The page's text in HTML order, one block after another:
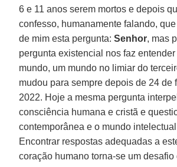
6 e 11 anos serem mortos e depois
confesso, humanamente falando,
de mim esta pergunta:Senhor, mas
pergunta existencial nos faz
mundo, um mundo no limiar do
mudou para sempre depois de 24 de
2022. Hoje a mesma pergunta
consciência humana e cristã e
contemporânea e o mundo
Encontrar respostas adequadas a
coração humano torna-se um desafio